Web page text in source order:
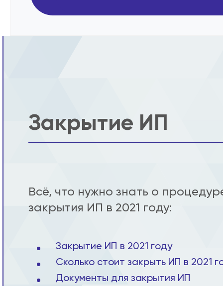
Закрытие ИП
Всё, что нужно знать о
закрытия ИП в 2021 году:
Закрытие ИП в 2021 году
Сколько стоит закрыть ИП в 2021
Документы для закрытия ИП